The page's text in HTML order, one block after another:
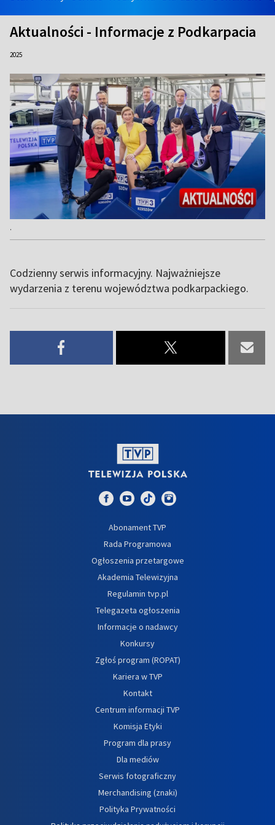
Aktualności - Informacje z Podkarpacia
2025
.
Codzienny serwis informacyjny. Najważniejsze
wydarzenia z terenu województwa podkarpackiego.
Abonament TVP
Rada Programowa
Ogłoszenia przetargowe
Akademia Telewizyjna
Regulamin tvp.pl
Telegazeta ogłoszenia
Informacje o nadawcy
Konkursy
Zgłoś program (ROPAT)
Kariera w TVP
Kontakt
Centrum informacji TVP
Komisja Etyki
Program dla prasy
Dla mediów
Serwis fotograficzny
Merchandising (znaki)
Polityka Prywatności